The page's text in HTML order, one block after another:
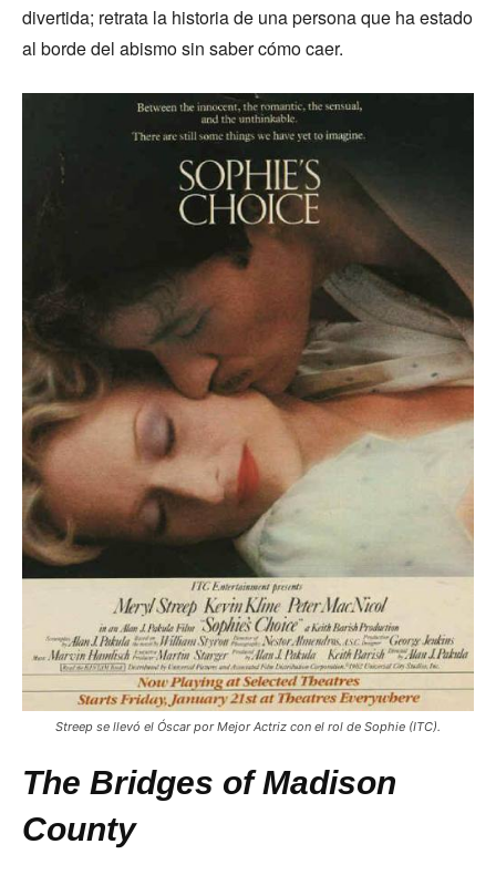
divertida; retrata la historia de una persona que ha estado
al borde del abismo sin saber cómo caer.
Streep se llevó el Óscar por Mejor Actriz con el rol de Sophie (ITC).
The Bridges of Madison
County